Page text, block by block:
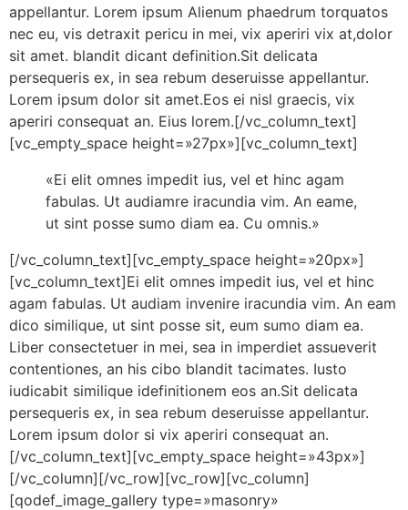
appellantur. Lorem ipsum Alienum phaedrum torquatos
nec eu, vis detraxit pericu in mei, vix aperiri vix at,dolor
sit amet. blandit dicant definition.Sit delicata
persequeris ex, in sea rebum deseruisse appellantur.
Lorem ipsum dolor sit amet.Eos ei nisl graecis, vix
aperiri consequat an. Eius lorem.[/vc_column_text]
[vc_empty_space height=»27px»][vc_column_text]
«Ei elit omnes impedit ius, vel et hinc agam
fabulas. Ut audiamre iracundia vim. An eame,
ut sint posse sumo diam ea. Cu omnis.»
[/vc_column_text][vc_empty_space height=»20px»]
[vc_column_text]Ei elit omnes impedit ius, vel et hinc
agam fabulas. Ut audiam invenire iracundia vim. An eam
dico similique, ut sint posse sit, eum sumo diam ea.
Liber consectetuer in mei, sea in imperdiet assueverit
contentiones, an his cibo blandit tacimates. Iusto
iudicabit similique idefinitionem eos an.Sit delicata
persequeris ex, in sea rebum deseruisse appellantur.
Lorem ipsum dolor si vix aperiri consequat an.
[/vc_column_text][vc_empty_space height=»43px»]
[/vc_column][/vc_row][vc_row][vc_column]
[qodef_image_gallery type=»masonry»